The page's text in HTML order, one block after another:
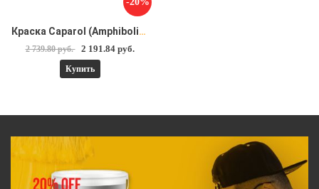
Краска Caparol (Amphibolin) Амфиболин 10 л
2 739.80 руб. 2 191.84 руб.
Купить